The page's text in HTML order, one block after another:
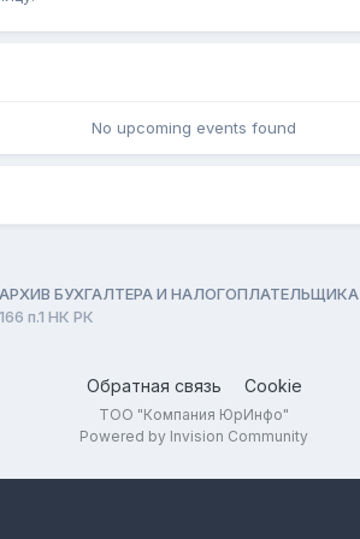
No upcoming events found
АРХИВ БУХГАЛТЕРА И НАЛОГОПЛАТЕЛЬЩИКА
п.1 НК РК
Обратная связь Cookie
ТОО "Компания ЮрИнфо"
Powered by Invision Community